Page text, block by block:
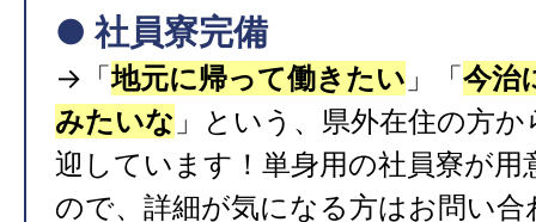
● 社員寮完備
→「地元に帰って働きたい 」「今治
みたいな 」という、県外在住の方
迎しています！単身用の社員寮が用
ので、詳細が気になる方はお問い